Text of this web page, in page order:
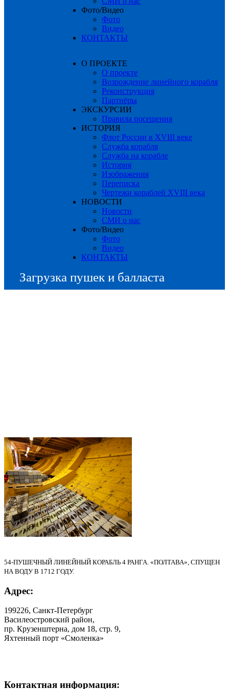
Фото/Видео
Фото
Видео
КОНТАКТЫ
О ПРОЕКТЕ
О проекте
Возрождение линейного корабля
Реконструкция
Партнёры
ЭКСКУРСИИ
Правила посещения
ИСТОРИЯ
Флот России в XVIII веке
Служба корабля
Служба на корабле
История
Изображения
Переписка
Чертежи кораблей XVIII века
НОВОСТИ
Новости
СМИ о нас
Фото/Видео
Фото
Видео
КОНТАКТЫ
Загрузка пушек и балласта
54-ПУШЕЧНЫЙ ЛИНЕЙНЫЙ КОРАБЛЬ 4 РАНГА. «ПОЛТАВА», СПУЩЕН
НА ВОДУ В 1712 ГОДУ.
Адрес:
199226, Санкт-Петербург
Василеостровский район,
пр. Крузенштерна, дом 18, стр. 9,
Яхтенный порт «Смоленка»
Контактная информация: